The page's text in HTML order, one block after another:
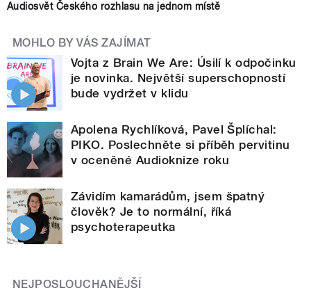
Audiosvět Českého rozhlasu na jednom místě
MOHLO BY VÁS ZAJÍMAT
Vojta z Brain We Are: Úsilí k odpočinku
je novinka. Největší superschopností
bude vydržet v klidu
Apolena Rychlíková, Pavel Šplíchal:
PIKO. Poslechněte si příběh pervitinu
v oceněné Audioknize roku
Závidím kamarádům, jsem špatný
člověk? Je to normální, říká
psychoterapeutka
NEJPOSLOUCHANĚJŠÍ